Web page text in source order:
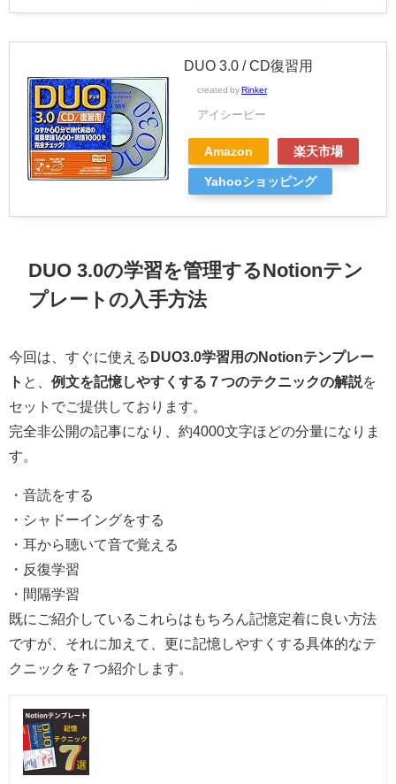
DUO 3.0 / CD復習用
created by Rinker
アイシーピー
Amazon 楽天市場
Yahooショッピング
DUO 3.0の学習を管理するNotionテン
プレートの入手方法
今回は、すぐに使える DUO3.0学習用のNotionテンプレー
ト と、 例文を記憶しやすくする７つのテクニックの解説を
セットでご提供しております。
完全非公開の記事になり、約4000文字ほどの分量になりま
す。
・音読をする
・シャドーイングをする
・耳から聴いて音で覚える
・反復学習
・間隔学習
既にご紹介しているこれらはもちろん記憶定着に良い方法
ですが、それに加えて、更に記憶しやすくする具体的なテ
クニックを７つ紹介します。